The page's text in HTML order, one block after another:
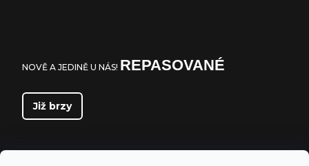
NOVĚ A JEDINĚ U NÁS! REPASOVANÉ
Již brzy